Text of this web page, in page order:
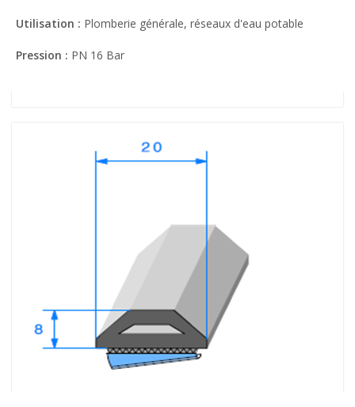
Utilisation : Plomberie générale, réseaux d'eau potable
Pression : PN 16 Bar